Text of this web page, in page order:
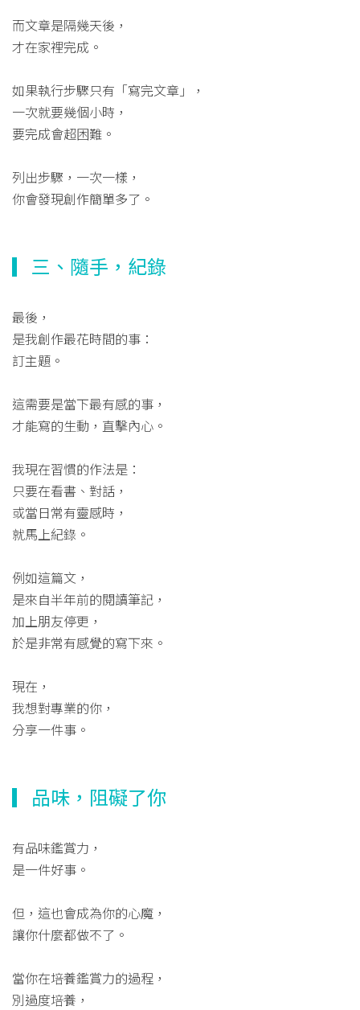
而文章是隔幾天後，
才在家裡完成。
如果執行步驟只有「寫完文章」，
一次就要幾個小時，
要完成會超困難。
列出步驟，一次一樣，
你會發現創作簡單多了。
▎三、隨手，紀錄
最後，
是我創作最花時間的事：
訂主題。
這需要是當下最有感的事，
才能寫的生動，直擊內心。
我現在習慣的作法是：
只要在看書、對話，
或當日常有靈感時，
就馬上紀錄。
例如這篇文，
是來自半年前的閱讀筆記，
加上朋友停更，
於是非常有感覺的寫下來。
現在，
我想對專業的你，
分享一件事。
▎品味，阻礙了你
有品味鑑賞力，
是一件好事。
但，這也會成為你的心魔，
讓你什麼都做不了。
當你在培養鑑賞力的過程，
別過度培養，